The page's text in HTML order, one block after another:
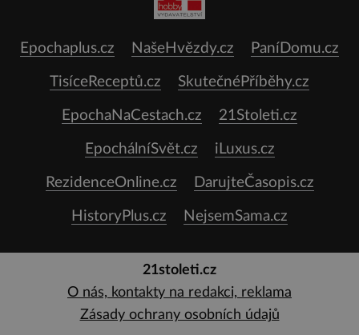
Epochaplus.cz NašeHvězdy.cz PaníDomu.cz
TisíceReceptů.cz SkutečnéPříběhy.cz
EpochaNaCestach.cz 21Stoleti.cz
EpochálníSvět.cz iLuxus.cz
RezidenceOnline.cz DarujteČasopis.cz
HistoryPlus.cz NejsemSama.cz
21stoleti.cz
O nás, kontakty na redakci, reklama
Zásady ochrany osobních údajů